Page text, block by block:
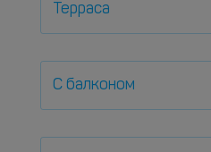
Терраса
С балконом